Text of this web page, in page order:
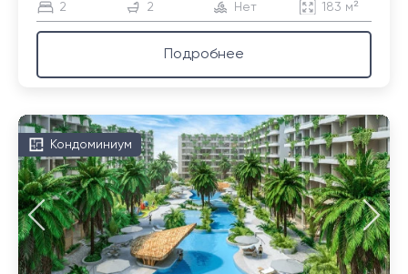
2 2 Нет 183 м²
Подробнее
Кондоминиум